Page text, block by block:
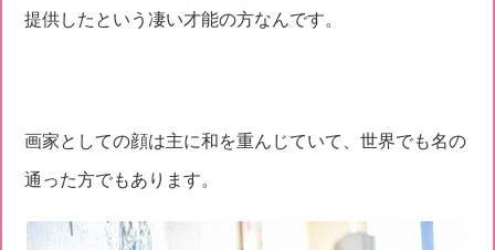
提供したという凄い才能の方なんです。
画家としての顔は主に和を重んじていて、世界でも名の
通った方でもあります。